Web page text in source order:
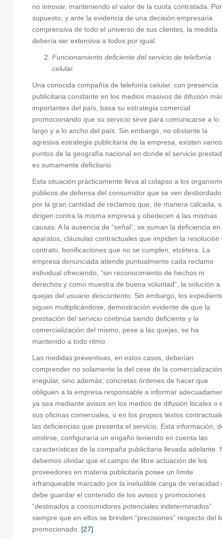
no innovar, manteniendo el valor de la cuota contratada. Por
supuesto, y ante la evidencia de una decisión empresaria
comprensiva de todo el universo de sus clientes, la medida
debería ser extensiva a todos por igual.
Funcionamiento deficiente del servicio de telefonía
celular.
Una conocida compañía de telefonía celular, con presencia
publicitaria constante en los medios masivos de difusión
importantes del país, basa su estrategia comercial
promocionando que su servicio sirve para comunicarse a lo
largo y a lo ancho del país. Sin embargo, no obstante la
agresiva estrategia publicitaria de la empresa, existen varios
puntos de la geografía nacional en donde el servicio
es sumamente deficitario.
Esta situación prácticamente lleva al colapso a los
públicos de defensa del consumidor que se ven
por la gran cantidad de reclamos que, de manera calcada,
dirigen contra la misma empresa y obedecen a las mismas
causas. A la ausencia de “señal”, se suman la deficiencia
aparatos, cláusulas contractuales que impiden la resolución
contrato, bonificaciones que no se cumplen, etcétera. La
empresa denunciada atiende puntualmente cada reclamo
individual ofreciendo, “sin reconocimiento de hechos ni
derechos y como muestra de buena voluntad”, la solución a
quejas del usuario descontento. Sin embargo, los
siguen multiplicándose, demostración evidente de que la
prestación del servicio continúa siendo deficiente y la
comercialización del mismo, pese a las quejas, se ha
mantenido a todo ritmo.
Las medidas preventivas, en estos casos, deberían
comprender no solamente la del cese de la comercialización
irregular, sino además, concretas órdenes de hacer que
obliguen a la empresa responsable a informar
ya sea mediante avisos en los medios de difusión locales o
sus oficinas comerciales, o en los propios textos
las deficiencias que presenta el servicio. Esta información,
omitirse, configuraría un engaño teniendo en cuenta las
características de la compaña publicitaria llevada adelante.
debemos olvidar que el campo de libre actuación de los
proveedores en materia publicitaria posee un límite
infranqueable marcado por la ineludible carga de veracidad
debe guardar el contenido de los avisos y promociones
“destinados a consumidores potenciales indeterminados”
siempre que en ellos se brinden “precisiones” respecto del
promocionado. [27]